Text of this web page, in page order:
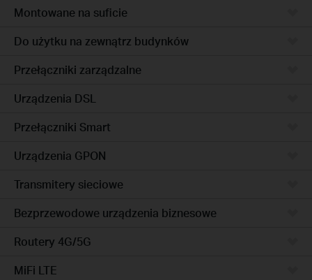
Montowane na suficie
Do użytku na zewnątrz budynków
Przełączniki zarządzalne
Urządzenia DSL
Przełączniki Smart
Urządzenia GPON
Transmitery sieciowe
Bezprzewodowe urządzenia biznesowe
Routery 4G/5G
MiFi LTE